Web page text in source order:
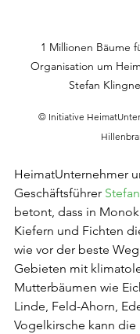
1 Millionen Bäume
Organisation um
Stefan
© Initiative
HeimatUnternehmer
Geschäftsführer
betont, dass in
Kiefern und Fichten
wie vor der beste
Gebieten mit
Mutterbäumen wie
Linde, Feld-Ahorn,
Vogelkirsche kann